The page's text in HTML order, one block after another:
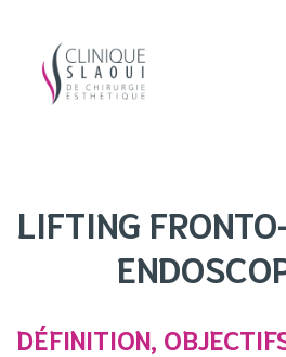
LIFTING
DÉFINITION,